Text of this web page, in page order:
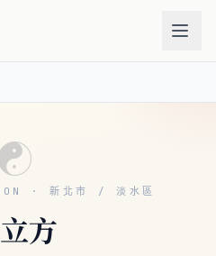
· 新北市 / 淡水區
方